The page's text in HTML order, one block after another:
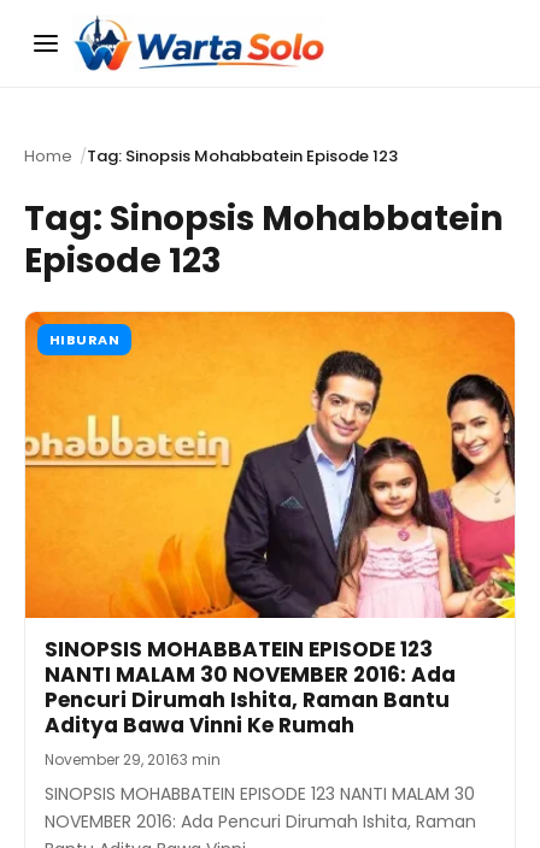
Menu
Home Tag: Sinopsis Mohabbatein Episode 123
Tag: Sinopsis Mohabbatein
Episode 123
HIBURAN
SINOPSIS MOHABBATEIN EPISODE 123
NANTI MALAM 30 NOVEMBER 2016: Ada
Pencuri Dirumah Ishita, Raman Bantu
Aditya Bawa Vinni Ke Rumah
November 29, 20163 min
SINOPSIS MOHABBATEIN EPISODE 123 NANTI MALAM 30
NOVEMBER 2016: Ada Pencuri Dirumah Ishita, Raman